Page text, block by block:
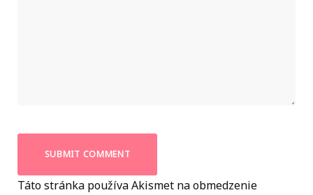
Táto stránka používa Akismet na obmedzenie